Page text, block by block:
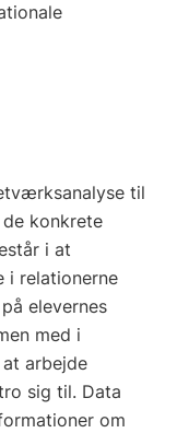
til
konkrete
i at
relationerne
elevernes
med i
arbejde
sig til. Data
om